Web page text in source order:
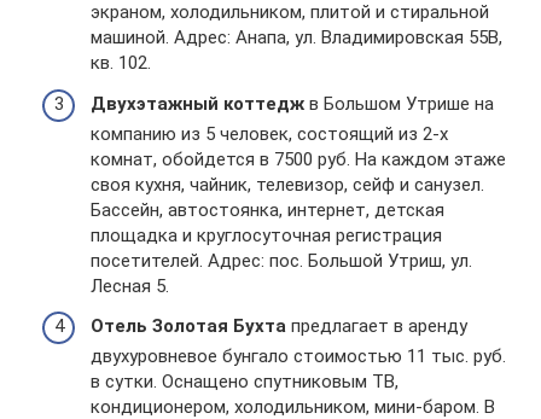
экраном, холодильником, плитой и стиральной
машиной. Адрес: Анапа, ул. Владимировская 55В,
кв. 102.
Двухэтажный коттедж в Большом Утрише на
компанию из 5 человек, состоящий из 2-х
комнат, обойдется в 7500 руб. На каждом этаже
своя кухня, чайник, телевизор, сейф и санузел.
Бассейн, автостоянка, интернет, детская
площадка и круглосуточная регистрация
посетителей. Адрес: пос. Большой Утриш, ул.
Лесная 5.
Отель Золотая Бухта предлагает в аренду
двухуровневое бунгало стоимостью 11 тыс. руб.
в сутки. Оснащено спутниковым ТВ,
кондиционером, холодильником, мини-баром. В